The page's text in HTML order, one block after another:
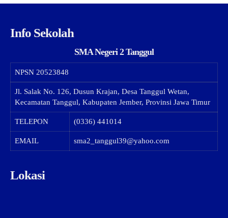
Info Sekolah
SMA Negeri 2 Tanggul
NPSN 20523848
Jl. Salak No. 126, Dusun Krajan, Desa Tanggul Wetan,
Kecamatan Tanggul, Kabupaten Jember, Provinsi Jawa Timur
TELEPON (0336) 441014
EMAIL sma2_tanggul39@yahoo.com
Lokasi